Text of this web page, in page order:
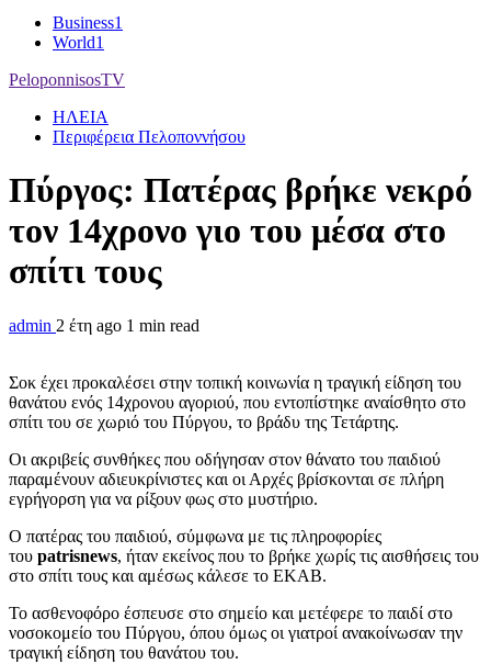
Business1
World1
PeloponnisosTV
ΗΛΕΙΑ
Περιφέρεια Πελοποννήσου
Πύργος: Πατέρας βρήκε νεκρό
τον 14χρονο γιο του μέσα στο
σπίτι τους
admin 2 έτη ago 1 min read
Σοκ έχει προκαλέσει στην τοπική κοινωνία η τραγική είδηση του
θανάτου ενός 14χρονου αγοριού, που εντοπίστηκε αναίσθητο στο
σπίτι του σε χωριό του Πύργου, το βράδυ της Τετάρτης.
Οι ακριβείς συνθήκες που οδήγησαν στον θάνατο του παιδιού
παραμένουν αδιευκρίνιστες και οι Αρχές βρίσκονται σε πλήρη
εγρήγορση για να ρίξουν φως στο μυστήριο.
Ο πατέρας του παιδιού, σύμφωνα με τις πληροφορίες
του patrisnews, ήταν εκείνος που το βρήκε χωρίς τις αισθήσεις του
στο σπίτι τους και αμέσως κάλεσε το ΕΚΑΒ.
Το ασθενοφόρο έσπευσε στο σημείο και μετέφερε το παιδί στο
νοσοκομείο του Πύργου, όπου όμως οι γιατροί ανακοίνωσαν την
τραγική είδηση του θανάτου του.